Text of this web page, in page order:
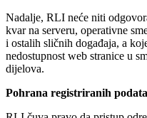
Nadalje, RLI neće niti
kvar na serveru, operativne
i ostalih sličnih događaja, a
nedostupnost web stranice u
dijelova.
Pohrana registriranih